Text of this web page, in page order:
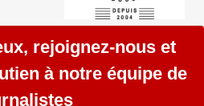
rejoignez-nous et
à notre équipe de